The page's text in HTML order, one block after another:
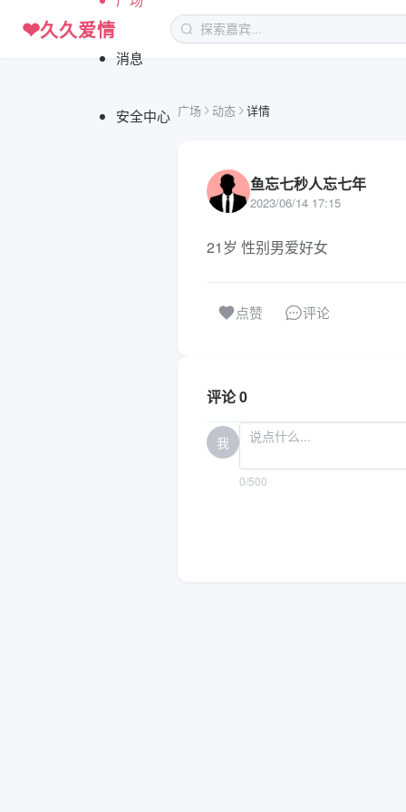
❤久久爱情
消息
安全中心 广场 动态 详情
鱼忘七秒人忘七年
2023/06/14 17:15
21岁 性别男爱好女
点赞 评论
评论 0
我
0/500